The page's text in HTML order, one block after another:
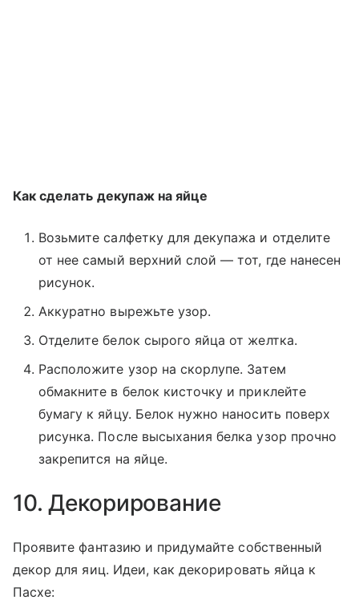
Как сделать декупаж на яйце
Возьмите салфетку для декупажа и отделите
от нее самый верхний слой — тот, где нанесен
рисунок.
Аккуратно вырежьте узор.
Отделите белок сырого яйца от желтка.
Расположите узор на скорлупе. Затем
обмакните в белок кисточку и приклейте
бумагу к яйцу. Белок нужно наносить поверх
рисунка. После высыхания белка узор прочно
закрепится на яйце.
10. Декорирование
Проявите фантазию и придумайте собственный
декор для яиц. Идеи, как декорировать яйца к
Пасхе: